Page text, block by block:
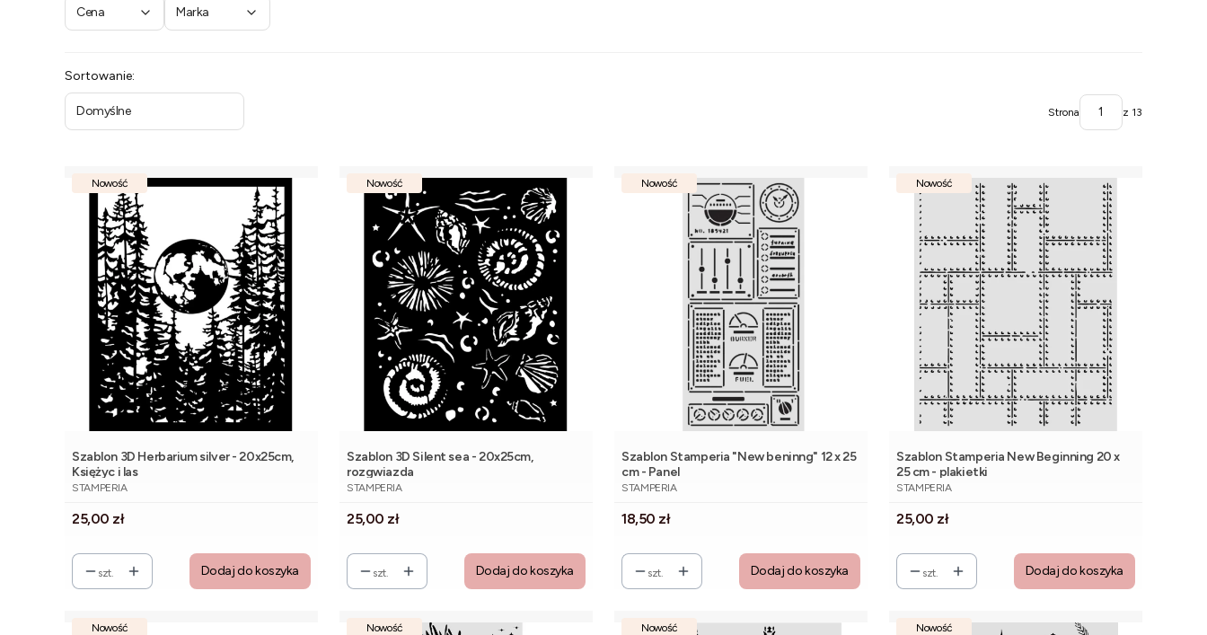
Cena Marka
Lista produktów
Sortowanie:
Domyślne Strona z 13
Nowość
Szablon 3D Herbarium silver - 20x25cm,
Księżyc i las
PRODUCENT
STAMPERIA
Cena
25,00 zł
szt. Dodaj do koszyka
Nowość
Szablon 3D Silent sea - 20x25cm,
rozgwiazda
PRODUCENT
STAMPERIA
Cena
25,00 zł
szt. Dodaj do koszyka
Nowość
Szablon Stamperia "New beninng" 12 x 25
cm - Panel
PRODUCENT
STAMPERIA
Cena
18,50 zł
szt. Dodaj do koszyka
Nowość
Szablon Stamperia New Beginning 20 x
25 cm - plakietki
PRODUCENT
STAMPERIA
Cena
25,00 zł
szt. Dodaj do koszyka
Nowość Nowość Nowość Nowość